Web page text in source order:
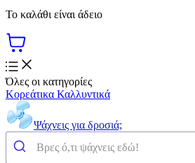
Το καλάθι είναι άδειο
Όλες οι κατηγορίες
Κορεάτικα Καλλυντικά
Ψάχνεις για δροσιά;